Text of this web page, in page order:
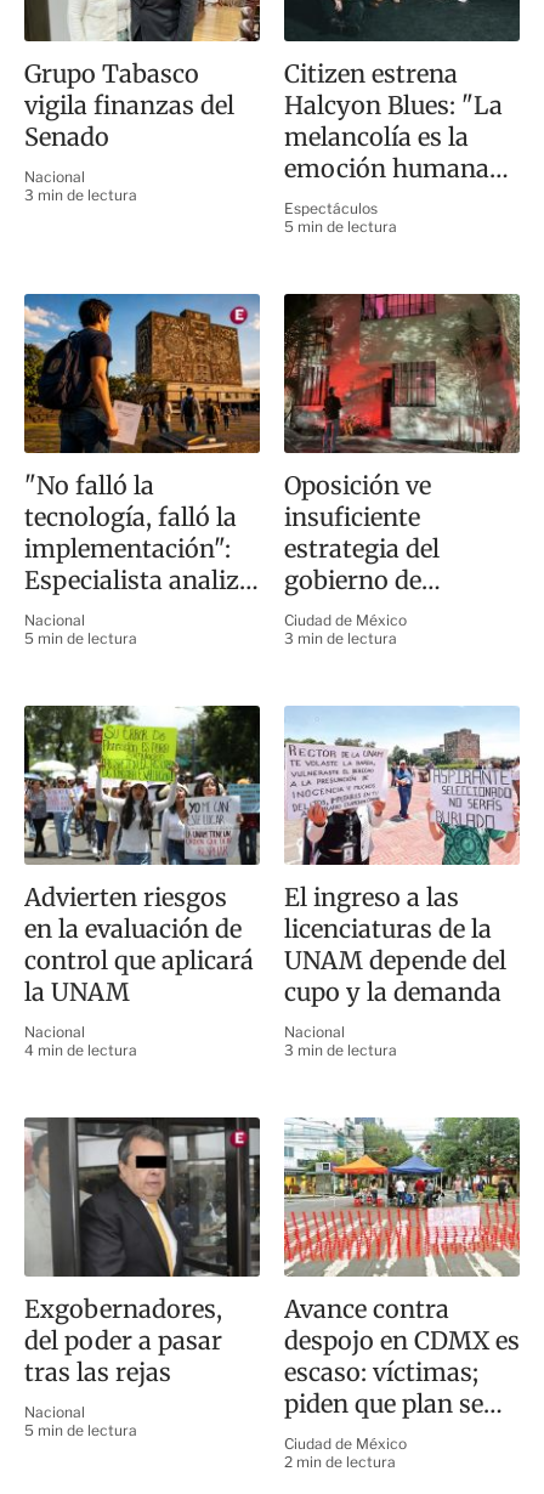
Grupo Tabasco
vigila finanzas del
Senado
Nacional
3 min de lectura
Citizen estrena
Halcyon Blues: "La
melancolía es la
emoción humana
más fuerte"
Espectáculos
5 min de lectura
"No falló la
tecnología, falló la
implementación":
Especialista analiza
crisis en la UNAM
Nacional
5 min de lectura
Oposición ve
insuficiente
estrategia del
gobierno de
Brugada contra el
despojo
Ciudad de México
3 min de lectura
Advierten riesgos
en la evaluación de
control que aplicará
la UNAM
Nacional
4 min de lectura
El ingreso a las
licenciaturas de la
UNAM depende del
cupo y la demanda
Nacional
3 min de lectura
Exgobernadores,
del poder a pasar
tras las rejas
Nacional
5 min de lectura
Avance contra
despojo en CDMX es
escaso: víctimas;
piden que plan se
cumpla
Ciudad de México
2 min de lectura